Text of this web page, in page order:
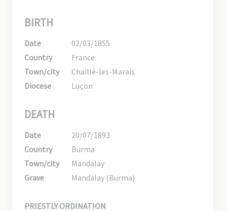
BIRTH
Date
02/03/1855
Country
France
Town/city
Chaillé-les-Marais
Diocese
Luçon
DEATH
Date
20/07/1893
Country
Burma
Town/city
Mandalay
Grave
Mandalay (Burma)
PRIESTLY ORDINATION